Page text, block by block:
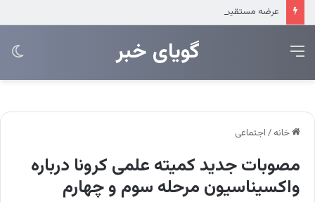
عرضه مستقیم محصولات ایرانول در ایام اربعین
‌‌‌گویای خبر منو
خانه / اجتماعی
مصوبات جدید کمیته علمی کرونا درباره
واکسیناسیون مرحله سوم و چهارم